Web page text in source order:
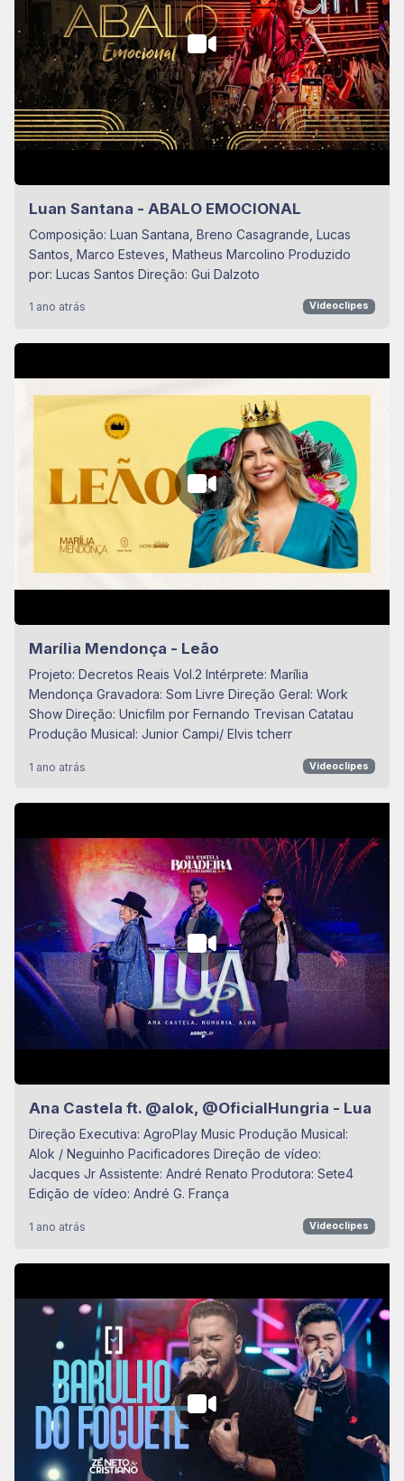
Luan Santana - ABALO EMOCIONAL
Composição: Luan Santana, Breno Casagrande, Lucas
Santos, Marco Esteves, Matheus Marcolino Produzido
por: Lucas Santos Direção: Gui Dalzoto
1 ano atrás Videoclipes
Marília Mendonça - Leão
Projeto: Decretos Reais Vol.2 Intérprete: Marília
Mendonça Gravadora: Som Livre Direção Geral: Work
Show Direção: Unicfilm por Fernando Trevisan Catatau
Produção Musical: Junior Campi/ Elvis tcherr
1 ano atrás Videoclipes
Ana Castela ft. ‪@alok‬, ‪@OficialHungria‬ - Lua
Direção Executiva: AgroPlay Music Produção Musical:
Alok / Neguinho Pacificadores Direção de vídeo:
Jacques Jr Assistente: André Renato Produtora: Sete4
Edição de vídeo: André G. França
1 ano atrás Videoclipes